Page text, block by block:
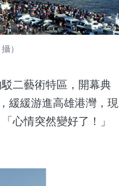
）
二藝術特區，開幕典
緩緩游進高雄港灣，現
心情突然變好了！」